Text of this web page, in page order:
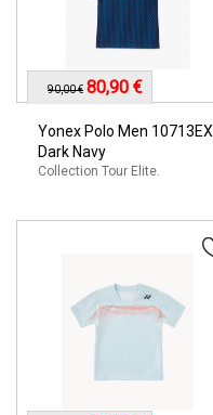
Yonex Polo Men 10713EX
Dark Navy
Collection Tour Elite.
90,00 € 80,90 €